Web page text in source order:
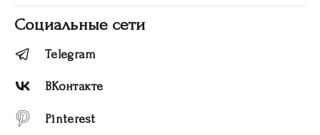
Социальные сети
Telegram
ВКонтакте
Pinterest